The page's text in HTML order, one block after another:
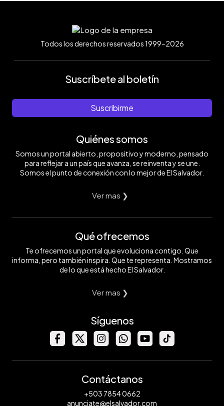
Todos los derechos reservados 1999-2026
Suscríbete al boletín
Suscribirme
Quiénes somos
Somos un portal abierto, propositivo y moderno, pensado
para reflejar a un país que avanza, se reinventa y se une.
Somos el punto de conexión con lo mejor de El Salvador.
Ver mas ❯
Qué ofrecemos
Te ofrecemos un portal que evoluciona contigo. Que
informa, pero también inspira. Que te representa. Mostramos
de lo que está hecho El Salvador.
Ver mas ❯
Síguenos
Contáctanos
+503 7854 0662
anunciate@elsalvador.com